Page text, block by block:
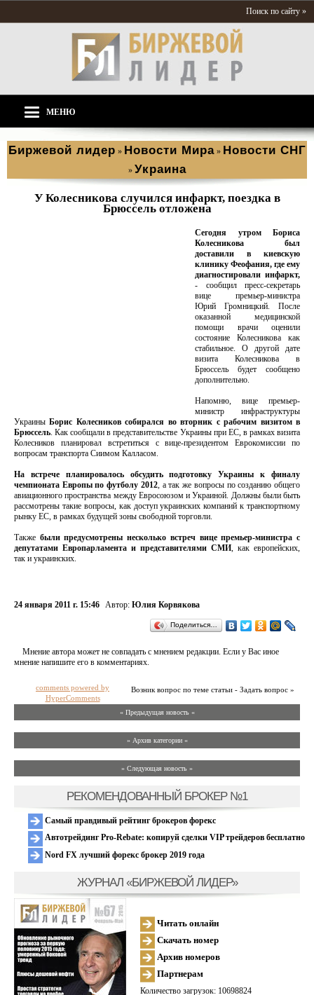
Поиск по сайту »
МЕНЮ
Биржевой лидер » Новости Мира » Новости СНГ
» Украина
У Колесникова случился инфаркт, поездка в
Брюссель отложена
Сегодня утром Бориса
Колесникова был
доставили в киевскую
клинику Феофания, где ему
диагностировали инфаркт,
- сообщил пресс-секретарь
вице премьер-министра
Юрий Громницкий. После
оказанной медицинской
помощи врачи оценили
состояние Колесникова как
стабильное. О другой дате
визита Колесникова в
Брюссель будет сообщено
дополнительно.
Напомню, вице премьер-
министр инфраструктуры
УкраиныБорис Колесников собирался во вторник с рабочим визитом в
Брюссель. Как сообщали в представительстве Украины при ЕС, в рамках визита
Колесников планировал встретиться с вице-президентом Еврокомиссии по
вопросам транспорта Сиимом Калласом.
На встрече планировалось обсудить подготовку Украины к финалу
чемпионата Европы по футболу 2012, а так же вопросы по созданию общего
авиационного пространства между Евросоюзом и Украиной. Должны были быть
рассмотрены такие вопросы, как доступ украинских компаний к транспортному
рынку ЕС, в рамках будущей зоны свободной торговли.
Также были предусмотрены несколько встреч вице премьер-министра с
депутатами Европарламента и представителями СМИ, как европейских,
так и украинских.
24 января 2011 г. 15:46 Автор: Юлия Корвякова
Поделиться…
Мнение автора может не совпадать с мнением редакции. Если у Вас иное
мнение напишите его в комментариях.
Возник вопрос по теме статьи - Задать вопрос »
comments powered by
HyperComments
« Предыдущая новость «
» Архив категории «
» Следующая новость »
РЕКОМЕНДОВАННЫЙ БРОКЕР №1
Самый правдивый рейтинг брокеров форекс
Автотрейдинг Pro-Rebate: копируй сделки VIP трейдеров бесплатно
Nord FX лучший форекс брокер 2019 года
ЖУРНАЛ «БИРЖЕВОЙ ЛИДЕР»
Читать онлайн
Скачать номер
Архив номеров
Партнерам
Количество загрузок: 10698824